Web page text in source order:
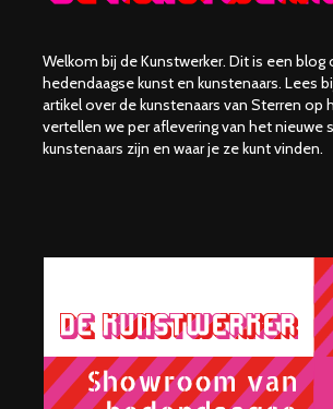
Welkom bij de Kunstwerker. Dit is een blog
hedendaagse kunst en kunstenaars. Lees
artikel over de kunstenaars van Sterren op
vertellen we per aflevering van het nieuwe
kunstenaars zijn en waar je ze kunt vinden.